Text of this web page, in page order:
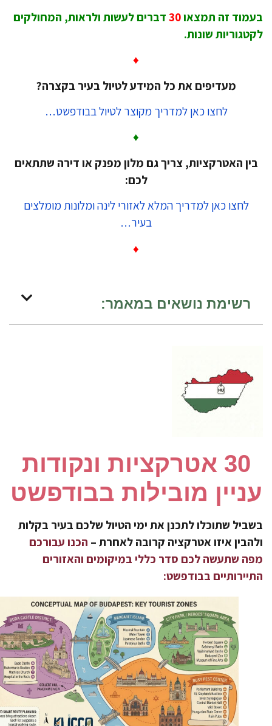
זה תמצאו30דברים לעשות ולראות, המחולקים
שונות.
מעדיפים את כל המידע לטיול בעיר בקצרה?
לחצו כאן למדריך מקוצרלטיול בבודפשט…
האטרקציות, צריך גם מלון מפנק או דירה שתתאים
לכם:
לחצו כאן למדריך המלא לאזורי לינה ומלונות מומלצים
בעיר…
רשימת נושאים במאמר:
30 אטרקציות ונקודות
מובילות בבודפשט
שתוכלו לתכנן את ימי הטיול שלכם בעיר בקלות
איזו אטרקציה קרובה לאחרת –הכנו עבורכם
שתעשה לכם סדר כללי במיקומים והאזורים
בבודפשט: